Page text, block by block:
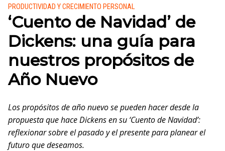
Publicado en:
PRODUCTIVIDAD Y CRECIMIENTO PERSONAL
‘Cuento de Navidad’ de
Dickens: una guía para
nuestros propósitos de
Año Nuevo
Los propósitos de año nuevo se pueden hacer desde la
propuesta que hace Dickens en su ‘Cuento de Navidad’:
reflexionar sobre el pasado y el presente para planear el
futuro que deseamos.